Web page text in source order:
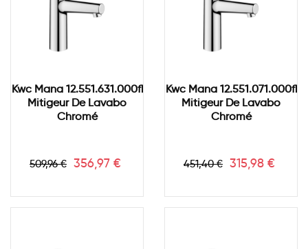
Kwc Mana 12.551.631.000fl
Mitigeur De Lavabo
Chromé
Prix
509,96 € Prix
356,97 €
Kwc Mana 12.551.071.000fl
Mitigeur De Lavabo
Chromé
Prix
451,40 € Prix
315,98 €